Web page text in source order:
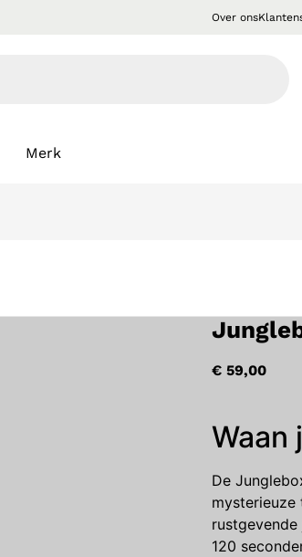
Over ons
Merk
€ 59,00
Waan
De
mysterieuze
120